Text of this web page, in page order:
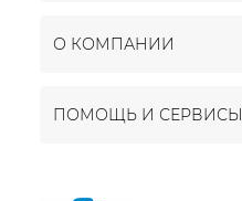
О КОМПАНИИ
ПОМОЩЬ И СЕРВИСЫ